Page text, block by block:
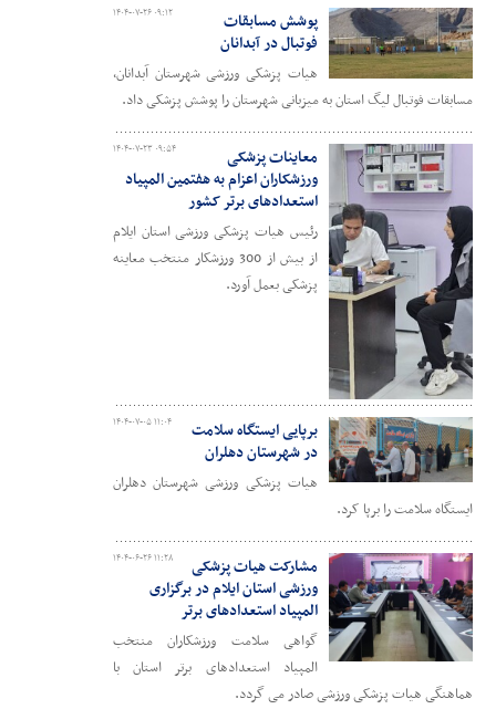
۱۴۰۴-۰۷-۲۶ ۰۹:۱۲
پوشش مسابقات
فوتبال در آبدانان
هیات پزشکی ورزشی شهرستان آبدانان،
مسابقات فوتبال لیگ استان به میزبانی شهرستان را پوشش پزشکی داد.
۱۴۰۴-۰۷-۲۳ ۰۹:۵۴
معاینات پزشکی
ورزشکاران اعزام به هفتمین المپیاد
استعدادهای برتر کشور
رئیس هیات پزشکی ورزشی استان ایلام
از بیش از 300 ورزشکار منتخب معاینه
پزشکی بعمل آورد.
۱۴۰۴-۰۷-۰۵ ۱۱:۰۴
برپایی ایستگاه سلامت
در شهرستان دهلران
هیات پزشکی ورزشی شهرستان دهلران
ایستگاه سلامت را برپا کرد.
۱۴۰۴-۰۶-۲۶ ۱۱:۲۸
مشارکت هیات پزشکی
ورزشی استان ایلام در برگزاری
المپیاد استعدادهای برتر
گواهی سلامت ورزشکاران منتخب
المپیاد استعدادهای برتر استان با
هماهنگی هیات پزشکی ورزشی صادر می گردد.